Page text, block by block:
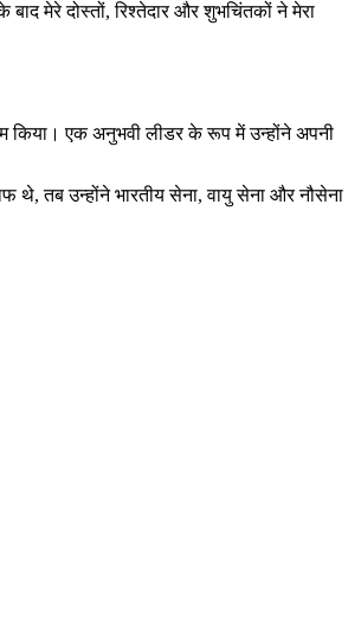
बाद मेरे दोस्तों, रिश्तेदार और शुभचिंतकों ने मेरा
किया। एक अनुभवी लीडर के रूप में उन्होंने अपनी
थे, तब उन्होंने भारतीय सेना, वायु सेना और नौसेना